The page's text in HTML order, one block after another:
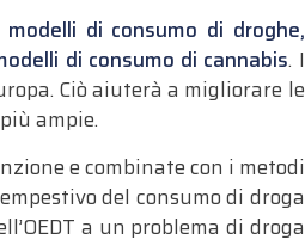
di consumo di droghe,
di consumo di cannabis. I
Ciò aiuterà a migliorare le
ampie.
e combinate con i metodi
del consumo di droga
a un problema di droga